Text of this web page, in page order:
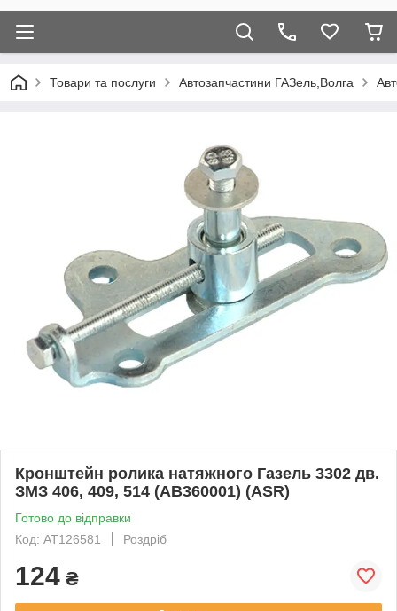
Товари та послуги Автозапчастини ГАЗель,Волга
Кронштейн ролика натяжного Газель 3302 дв.
ЗМЗ 406, 409, 514 (AB360001) (ASR)
Готово до відправки
Код: AT126581
Роздріб
124 ₴